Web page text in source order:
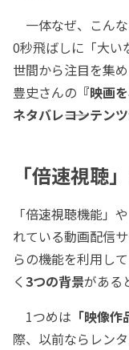
一体なぜ、こん
0秒飛ばしに「大い
世間から注目を集
豊史さんの 『映画
ネタバレ――コンテン
「倍速視聴
「倍速視聴機能」
れている動画配信
らの機能を利用し
く 3つの背景がある
1つめは 「映像作
際、以前ならレン